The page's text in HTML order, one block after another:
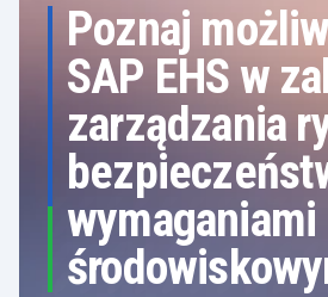
Poznaj
SAP EHS w
zarządzania
wymaganiami